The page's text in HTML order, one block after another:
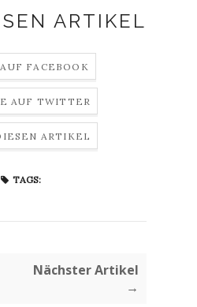
ARTIKEL
FACEBOOK
AUF TWITTER
ARTIKEL
TAGS:
Nächster Artikel
→